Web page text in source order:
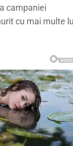
campaniei
cu mai multe